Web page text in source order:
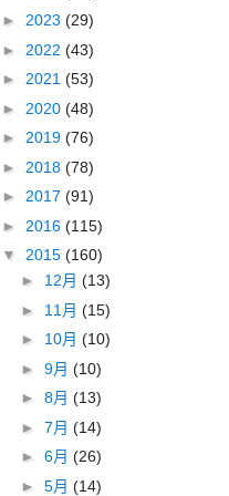
► 2023 (29)
► 2022 (43)
► 2021 (53)
► 2020 (48)
► 2019 (76)
► 2018 (78)
► 2017 (91)
► 2016 (115)
▼ 2015 (160)
► 12月 (13)
► 11月 (15)
► 10月 (10)
► 9月 (10)
► 8月 (13)
► 7月 (14)
► 6月 (26)
► 5月 (14)